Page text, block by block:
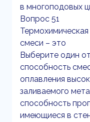
в многоподовых
Вопрос 51
смеси – это
Выберите один
способность
оплавления
заливаемого
способность
имеющиеся в